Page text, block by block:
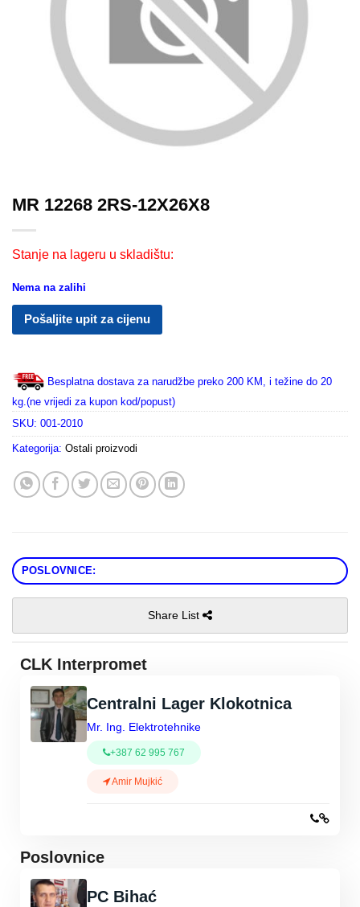
MR 12268 2RS-12X26X8
Stanje na lageru u skladištu:
Nema na zalihi
Pošaljite upit za cijenu
Besplatna dostava za narudžbe preko 200 KM, i težine do 20
kg.(ne vrijedi za kupon kod/popust)
SKU: 001-2010
Kategorija: Ostali proizvodi
POSLOVNICE:
Share List
CLK Interpromet
Centralni Lager Klokotnica
Mr. Ing. Elektrotehnike
+387 62 995 767
Amir Mujkić
Poslovnice
PC Bihać